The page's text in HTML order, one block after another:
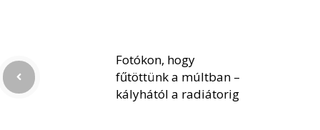
Fotókon, hogy
fűtöttünk a múltban –
kályhától a radiátorig